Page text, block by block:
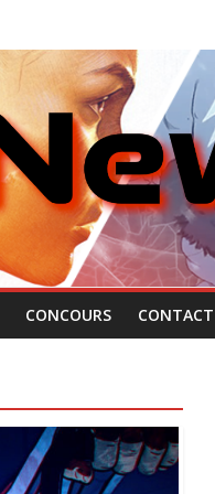
CONCOURS CONTACT